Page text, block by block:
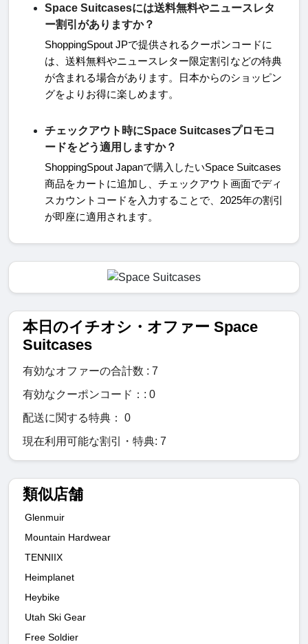
Space Suitcasesには送料無料やニュースレタ
ー割引がありますか？
ShoppingSpout JPで提供されるクーポンコードに
は、送料無料やニュースレター限定割引などの特典
が含まれる場合があります。日本からのショッピン
グをよりお得に楽しめます。
チェックアウト時にSpace Suitcasesプロモコ
ードをどう適用しますか？
ShoppingSpout Japanで購入したいSpace Suitcases
商品をカートに追加し、チェックアウト画面でディ
スカウントコードを入力することで、 2025年の割引
が即座に適用されます。
本日のイチオシ・オファー Space
Suitcases
有効なオファーの合計数 : 7
有効なクーポンコード：: 0
配送に関する特典： 0
現在利用可能な割引・特典: 7
類似店舗
Glenmuir
Mountain Hardwear
TENNIIX
Heimplanet
Heybike
Utah Ski Gear
Free Soldier